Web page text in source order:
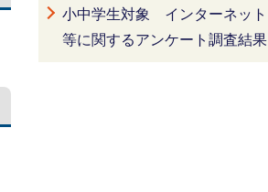
小中学生対象 インターネット
等に関するアンケート調査結果